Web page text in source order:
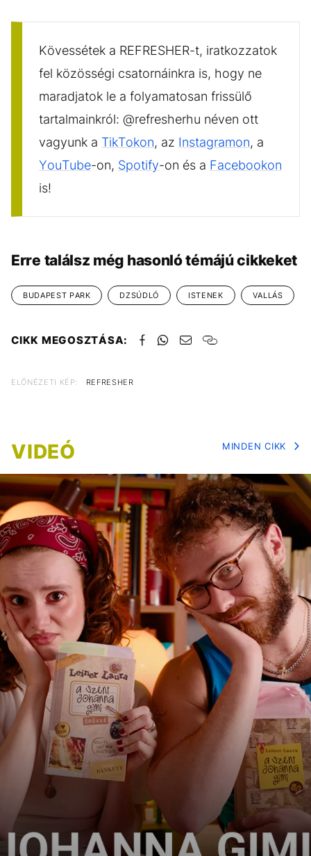
Kövessétek a REFRESHER-t, iratkozzatok
fel közösségi csatornáinkra is, hogy ne
maradjatok le a folyamatosan frissülő
tartalmainkról: @refresherhu néven ott
vagyunk a TikTokon, az Instagramon, a
YouTube-on, Spotify-on és a Facebookon
is!
Erre találsz még hasonló témájú cikkeket
BUDAPEST PARK DZSÚDLÓ ISTENEK VALLÁS
CIKK MEGOSZTÁSA:
ELŐNÉZETI KÉP: REFRESHER
VIDEÓ MINDEN CIKK